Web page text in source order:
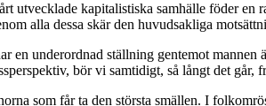
utvecklade kapitalistiska samhälle föder
alla dessa skär den huvudsakliga
underordnad ställning gentemot
bör vi samtidigt, så långt det går,
som får ta den största smällen. I